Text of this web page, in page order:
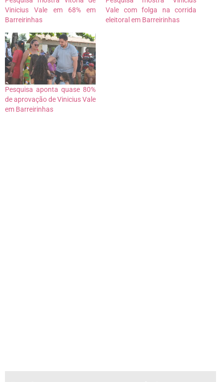
Vinicius Vale em 68% em
Barreirinhas
Vale com folga na corrida
eleitoral em Barreirinhas
Pesquisa aponta quase 80%
de aprovação de Vinicius Vale
em Barreirinhas